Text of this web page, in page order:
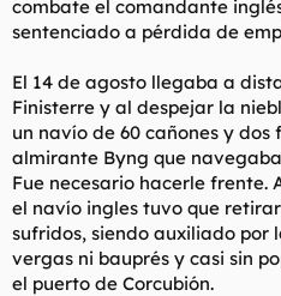
combate el comandante
sentenciado a pérdida de
El 14 de agosto llegaba a
Finisterre y al despejar la
un navío de 60 cañones y
almirante Byng que
Fue necesario hacerle frente.
el navío ingles tuvo que
sufridos, siendo auxiliado por
vergas ni bauprés y casi sin
el puerto de Corcubión.